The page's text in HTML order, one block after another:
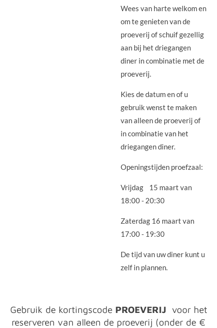
Wees van harte welkom en
om te genieten van de
proeverij of schuif gezellig
aan bij het driegangen
diner in combinatie met de
proeverij.
Kies de datum en of u
gebruik wenst te maken
van alleen de proeverij of
in combinatie van het
driegangen diner.
Openingstijden proefzaal:
Vrijdag 15 maart van
18:00 - 20:30
Zaterdag 16 maart van
17:00 - 19:30
De tijd van uw diner kunt u
zelf in plannen.
Gebruik de kortingscode PROEVERIJ voor het
reserveren van alleen de proeverij (onder de €